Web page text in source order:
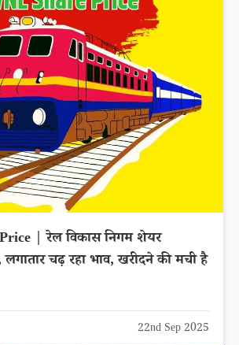
| रेल विकास निगम शेयर
चढ़ रहा भाव, खरीदने की मची है
22nd Sep 2025